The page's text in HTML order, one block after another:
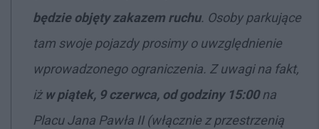
będzie objęty zakazem ruchu. Osoby parkujące
tam swoje pojazdy prosimy o uwzględnienie
wprowadzonego ograniczenia. Z uwagi na fakt,
iż w piątek, 9 czerwca, od godziny 15:00na
Placu Jana Pawła II (włącznie z przestrzenią